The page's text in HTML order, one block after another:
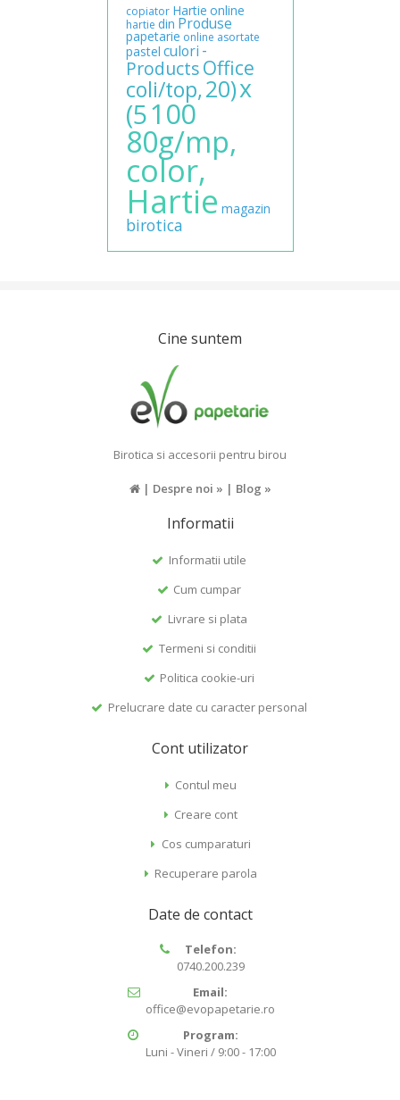
copiator Hartie online
hartie din Produse
papetarie online asortate
pastel culori -
ProductsOffice
coli/top,20)x
(5100
80g/mp,
color,
Hartie magazin
birotica
Cine suntem
Birotica si accesorii pentru birou
| Despre noi » | Blog »
Informatii
Informatii utile
Cum cumpar
Livrare si plata
Termeni si conditii
Politica cookie-uri
Prelucrare date cu caracter personal
Cont utilizator
Contul meu
Creare cont
Cos cumparaturi
Recuperare parola
Date de contact
Telefon:
0740.200.239
Email:
office@evopapetarie.ro
Program:
Luni - Vineri / 9:00 - 17:00